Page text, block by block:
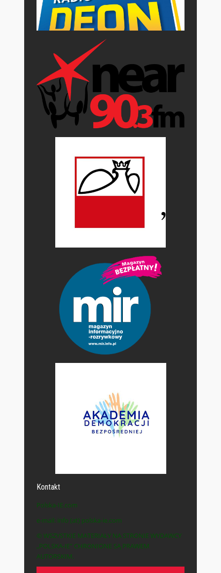
Kontakt
Polska-IE.com
e-mail: info (at) polska-ie.com
© WSZYSTKIE MATERIAŁY NA STRONIE WYDAWCY
„POLSKA-IE” CHRONIONE SĄ PRAWEM
AUTORSKIM.